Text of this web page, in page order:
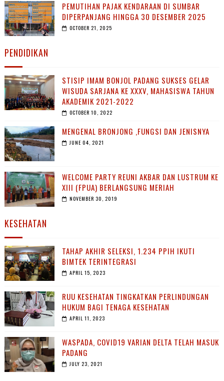
PEMUTIHAN PAJAK KENDARAAN DI SUMBAR
DIPERPANJANG HINGGA 30 DESEMBER 2025
OCTOBER 21, 2025
PENDIDIKAN
STISIP IMAM BONJOL PADANG SUKSES GELAR
WISUDA SARJANA KE XXXV, MAHASISWA TAHUN
AKADEMIK 2021-2022
OCTOBER 10, 2022
MENGENAL BRONJONG ,FUNGSI DAN JENISNYA
JUNE 04, 2021
WELCOME PARTY REUNI AKBAR DAN LUSTRUM KE
XIII (FPUA) BERLANGSUNG MERIAH
NOVEMBER 30, 2019
KESEHATAN
TAHAP AKHIR SELEKSI, 1.234 PPIH IKUTI
BIMTEK TERINTEGRASI
APRIL 15, 2023
RUU KESEHATAN TINGKATKAN PERLINDUNGAN
HUKUM BAGI TENAGA KESEHATAN
APRIL 11, 2023
WASPADA, COVID19 VARIAN DELTA TELAH MASUK
PADANG
JULY 23, 2021